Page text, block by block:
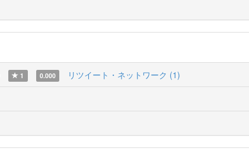
1 0.000 リツイート・ネットワーク (1)